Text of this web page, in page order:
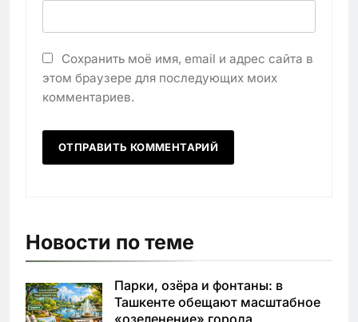
Сохранить моё имя, email и адрес сайта в
этом браузере для последующих моих
комментариев.
Новости по теме
Парки, озёра и фонтаны: в
Ташкенте обещают масштабное